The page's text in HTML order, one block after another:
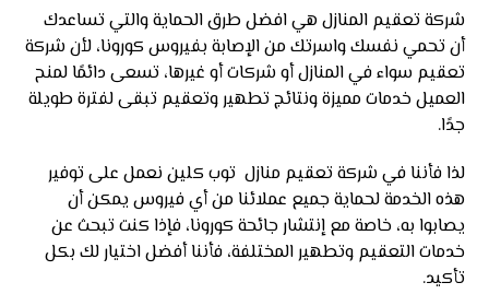
شركة تعقيم المنازل هي افضل طرق الحماية والتي تساعدك
أن تحمي نفسك واسرتك من الإصابة بفيروس كورونا، لأن شركة
تعقيم سواء في المنازل أو شركات أو غيرها، تسعى دائمًا لمنح
العميل خدمات مميزة ونتائج تطهير وتعقيم تبقى لفترة طويلة
جدًا.
لذا فأننا في شركة تعقيم منازل توب كلين نعمل على توفير
هذه الخدمة لحماية جميع عملائنا من أي فيروس يمكن أن
يصابوا به، خاصة مع إنتشار جائحة كورونا، فإذا كنت تبحث عن
خدمات التعقيم وتطهير المختلفة، فأننا أفضل اختيار لك بكل
تأكيد.